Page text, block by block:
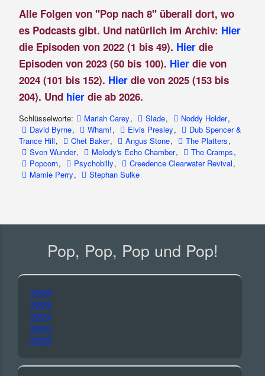
Alle Folgen von "Pop nach 8" überall dort, wo
es Podcasts gibt. Und natürlich im Archiv: Hier
die Episoden von 2022 (1 bis 49). Hierdie
Episoden von 2023 (50 bis 100). Hier die von
2024 (101 bis 152). Hier die von 2025 (153 bis
204). Und hier die ab 2026.
Schlüsselworte: Mariah Carey, Slade, Noddy Holder,
David Byrne, Wham!, Elvis Presley,
Dub Spencer &
Trance Hill, Chet Baker, Angus Stone, The Platters,
Sven Wunder, Melody's Echo Chamber, The Cramps,
Popcorn, Psychobilly, Creedence Clearwater Revival,
Mamie Perry, Stephan Sulke
Pop, Pop, Pop und Pop!
2026
2025
2024
2023
2022